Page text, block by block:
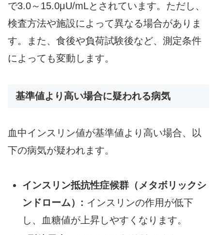
で3.0～15.0μU/mLとされています。ただし、
検査方法や施設によって異なる場合がありま
す。また、食後や負荷試験後など、測定条件
によっても変動します。
基準値より高い場合に疑われる病気
血中インスリン値が基準値より高い場合、以
下の病気が疑われます。
インスリン抵抗性症候群（メタボリックシ
ンドローム）: インスリンの作用が低下
し、血糖値が上昇しやすくなります。